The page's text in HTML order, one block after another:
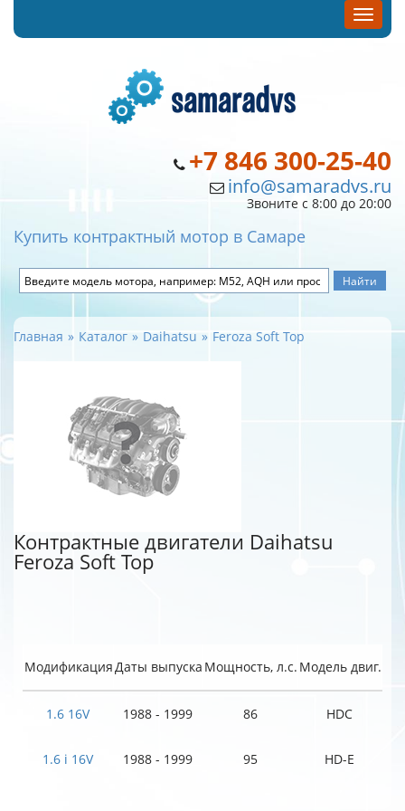
+7 846 300-25-40
info@samaradvs.ru
Звоните с 8:00 до 20:00
Купить контрактный мотор в Самаре
Главная Каталог Daihatsu Feroza Soft Top
Контрактные двигатели Daihatsu
Feroza Soft Top
МодификацияДаты выпуска Мощность, л.с. Модель двиг.
1.6 16V 1988 - 1999 86 HDC
1.6 i 16V 1988 - 1999 95 HD-E